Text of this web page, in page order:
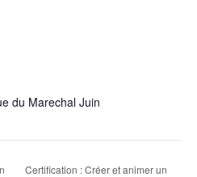
du Marechal Juin
Certification : Créer et animer un